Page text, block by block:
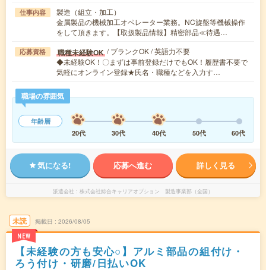
仕事内容
製造（組立・加工）
金属製品の機械加工オペレーター業務。NC旋盤等機械操作
をして頂きます。【取扱製品情報】精密部品≪待遇…
応募資格 職種未経験OK / ブランクOK / 英語力不要
◆未経験OK！〇まずは事前登録だけでもOK！履歴書不要で
気軽にオンライン登録★氏名・職種などを入力す…
職場の雰囲気
年齢層
20代
30代 40代 50代 60代
気になる! 応募へ進む 詳しく見る
派遣会社 株式会社綜合キャリアオプション 製造事業部（全国）
未読
NEW
掲載日 2026/08/05
【未経験の方も安心○】アルミ部品の組付け・
ろう付け・研磨/日払いOK